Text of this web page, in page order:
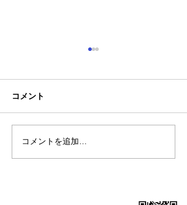
【新商品】接触冷感素材
で肌に触れた瞬間にひん
コメント
コメントを追加…